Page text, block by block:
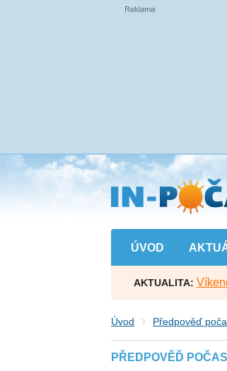
Přejít
na
hlavní
obsah
ÚVOD
AKTUALITA:
Úvod Předpověď
PŘEDPOVĚĎ POČASÍ